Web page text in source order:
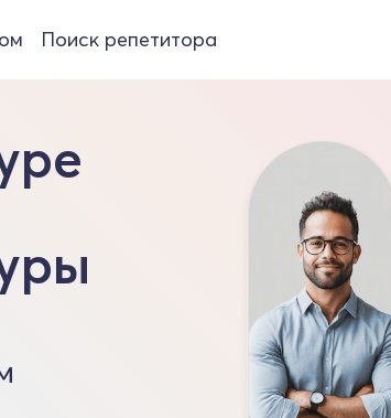
Поиск репетитора